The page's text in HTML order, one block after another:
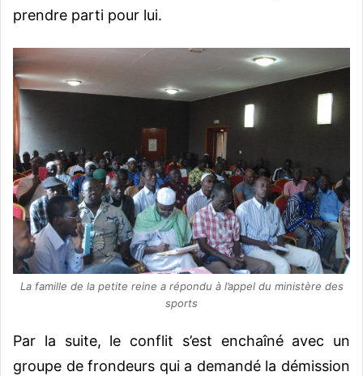
prendre parti pour lui.
La famille de la petite reine a répondu à l’appel du ministère des
sports
Par la suite, le conflit s’est enchaîné avec un
groupe de frondeurs qui a demandé la démission